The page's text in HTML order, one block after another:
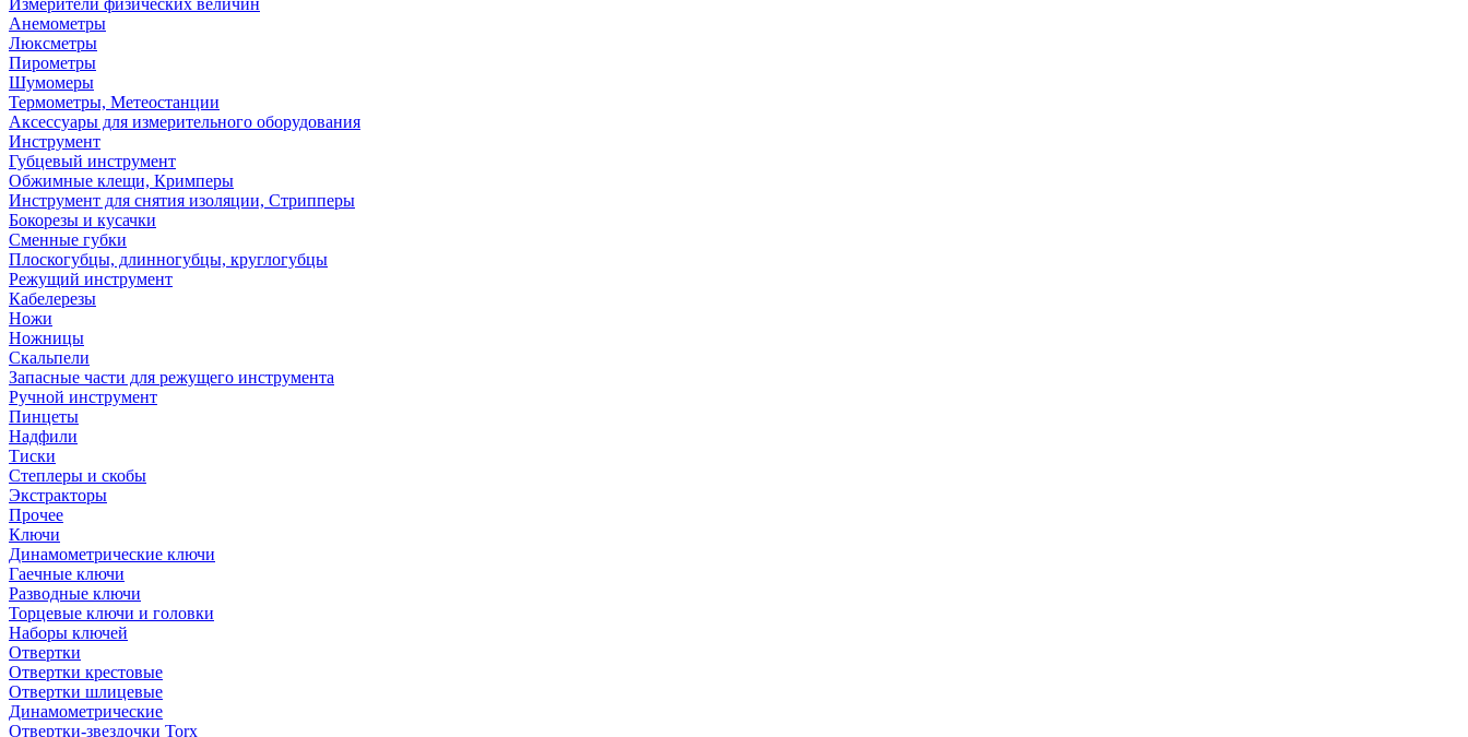
Измерители физических величин
Анемометры
Люксметры
Пирометры
Шумомеры
Термометры, Метеостанции
Аксессуары для измерительного оборудования
Инструмент
Губцевый инструмент
Обжимные клещи, Кримперы
Инструмент для снятия изоляции, Стрипперы
Бокорезы и кусачки
Сменные губки
Плоскогубцы, длинногубцы, круглогубцы
Режущий инструмент
Кабелерезы
Ножи
Ножницы
Скальпели
Запасные части для режущего инструмента
Ручной инструмент
Пинцеты
Надфили
Тиски
Степлеры и скобы
Экстракторы
Прочее
Ключи
Динамометрические ключи
Гаечные ключи
Разводные ключи
Торцевые ключи и головки
Наборы ключей
Отвертки
Отвертки крестовые
Отвертки шлицевые
Динамометрические
Отвертки-звездочки Torx